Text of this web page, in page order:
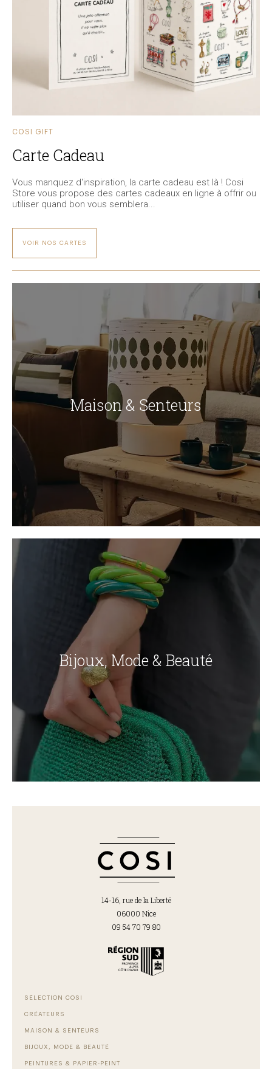
COSI GIFT
Carte Cadeau
Vous manquez d'inspiration, la carte cadeau est là ! Cosi
Store vous propose des cartes cadeaux en ligne à offrir ou
utiliser quand bon vous semblera...
VOIR NOS CARTES
Maison & Senteurs
Bijoux, Mode & Beauté
14-16, rue de la Liberté
06000 Nice
09 54 70 79 80
SÉLECTION COSI
CRÉATEURS
MAISON & SENTEURS
BIJOUX, MODE & BEAUTÉ
PEINTURES & PAPIER-PEINT